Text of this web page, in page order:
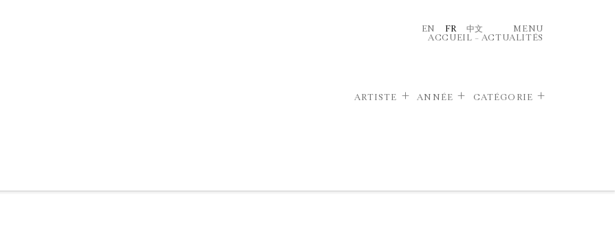
EN FR 中文
MENU
ACCUEIL – ACTUALITÉS
ARTISTE ANNÉE CATÉGORIE